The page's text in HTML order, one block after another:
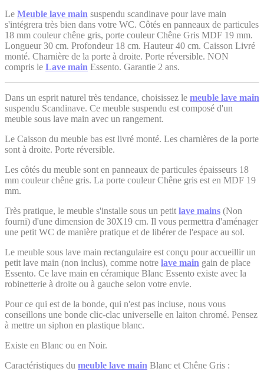
Le Meuble lave main suspendu scandinave pour lave main
s'intégrera très bien dans votre WC. Côtés en panneaux de particules
18 mm couleur chêne gris, porte couleur Chêne Gris MDF 19 mm.
Longueur 30 cm. Profondeur 18 cm. Hauteur 40 cm. Caisson Livré
monté. Charnière de la porte à droite. Porte réversible. NON
compris le Lave main Essento. Garantie 2 ans.
Dans un esprit naturel très tendance, choisissez le meuble lave main
suspendu Scandinave. Ce meuble suspendu est composé d'un
meuble sous lave main avec un rangement.
Le Caisson du meuble bas est livré monté. Les charnières de la porte
sont à droite. Porte réversible.
Les côtés du meuble sont en panneaux de particules épaisseurs 18
mm couleur chêne gris. La porte couleur Chêne gris est en MDF 19
mm.
Très pratique, le meuble s'installe sous un petit lave mains (Non
fourni) d'une dimension de 30X19 cm. Il vous permettra d'aménager
une petit WC de manière pratique et de libérer de l'espace au sol.
Le meuble sous lave main rectangulaire est conçu pour accueillir un
petit lave main (non inclus), comme notre lave main gain de place
Essento. Ce lave main en céramique Blanc Essento existe avec la
robinetterie à droite ou à gauche selon votre envie.
Pour ce qui est de la bonde, qui n'est pas incluse, nous vous
conseillons une bonde clic-clac universelle en laiton chromé. Pensez
à mettre un siphon en plastique blanc.
Existe en Blanc ou en Noir.
Caractéristiques du meuble lave main Blanc et Chêne Gris :